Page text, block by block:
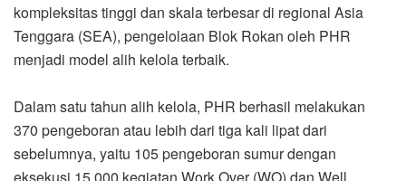
kompleksitas tinggi dan skala terbesar di regional Asia
Tenggara (SEA), pengelolaan Blok Rokan oleh PHR
menjadi model alih kelola terbaik.
Dalam satu tahun alih kelola, PHR berhasil melakukan
370 pengeboran atau lebih dari tiga kali lipat dari
sebelumnya, yaitu 105 pengeboran sumur dengan
eksekusi 15.000 kegiatan Work Over (WO) dan Well